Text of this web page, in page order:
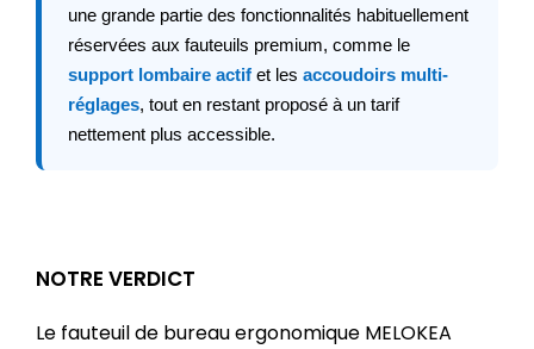
une grande partie des fonctionnalités habituellement
réservées aux fauteuils premium, comme le
support lombaire actif et les accoudoirs multi-
réglages, tout en restant proposé à un tarif
nettement plus accessible.
NOTRE VERDICT
Le fauteuil de bureau ergonomique MELOKEA